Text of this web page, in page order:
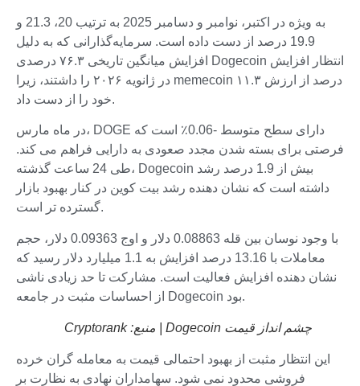
به ویژه در اکتبر، نوامبر و دسامبر 2025 به ترتیب 20، 21.3 و
19.9 درصد از دست داده است. سرمایه‌گذارانی که به دلیل
افزایش میانگین تاریخی ۷۶.۳ درصدی Dogecoin انتظار افزایش
در ژانویه ۲۰۲۶ را داشتند، زیرا memecoin ۱۱.۳ درصد از ارزش
خود را از دست داد.
در ماه مارس، DOGE دارای سطح متوسط ​​-0.06٪ است که
فرصتی برای بسته شدن مجدد صعودی به دارایی فراهم می کند.
طی 24 ساعت گذشته، Dogecoin بیش از 1.9 درصد رشد
داشته است که نشان دهنده رشد بیت کوین در کنار بهبود بازار
گسترده تر است.
با وجود نوسان بین قله 0.08863 دلار و اوج 0.09363 دلار، حجم
معاملات با 13.16 درصد افزایش به 1.1 میلیارد دلار رسید که
نشان دهنده افزایش فعالیت است. مشارکت تا حد زیادی ناشی
از احساسات مثبت در جامعه Dogecoin بود.
چشم انداز قیمت Dogecoin | منبع: Cryptorank
این انتظار مثبت از بهبود احتمالی قیمت به معامله گران خرده
فروشی محدود نمی شود. سهامداران نهادی به نظارت بر